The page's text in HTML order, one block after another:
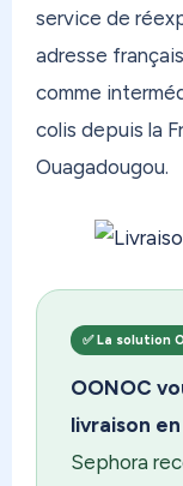
colis avant le
expédier en
de douane à
surprise à
carte.
Depuis 2015,
TOM,
oonoc.us.
service de
adresse
comme
colis depuis la
Ouagadougou.
✅ La solution
OONOC
livraison
Sephora